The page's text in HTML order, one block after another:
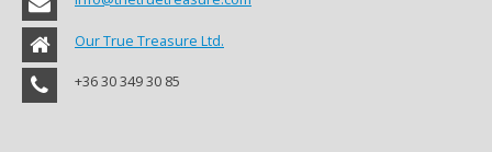
Our True Treasure Ltd.
+36 30 349 30 85